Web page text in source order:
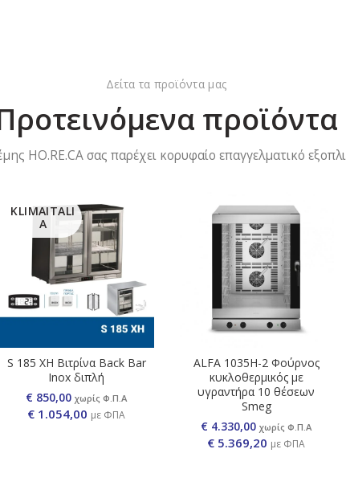
Δείτα τα προϊόντα μας
προϊόντα
HO.RE.CA σας παρέχει κορυφαίο επαγγελματικό
KLIMAITALI
A
S 185 XH Βιτρίνα Back Bar
Inox διπλή
€ 1.054,00 με ΦΠΑ
€ 850,00 χωρίς Φ.Π.Α
ALFA 1035Η-2 Φούρνος
κυκλοθερμικός με
υγραντήρα 10 θέσεων
Smeg
€ 5.369,20 με ΦΠΑ
€ 4.330,00 χωρίς Φ.Π.Α